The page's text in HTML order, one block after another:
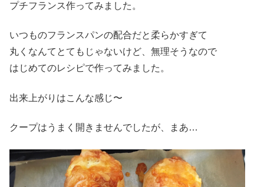
プチフランス作ってみました。
いつものフランスパンの配合だと柔らかすぎて
丸くなんてとてもじゃないけど、無理そうなので
はじめてのレシピで作ってみました。
出来上がりはこんな感じ〜
クープはうまく開きませんでしたが、まあ…